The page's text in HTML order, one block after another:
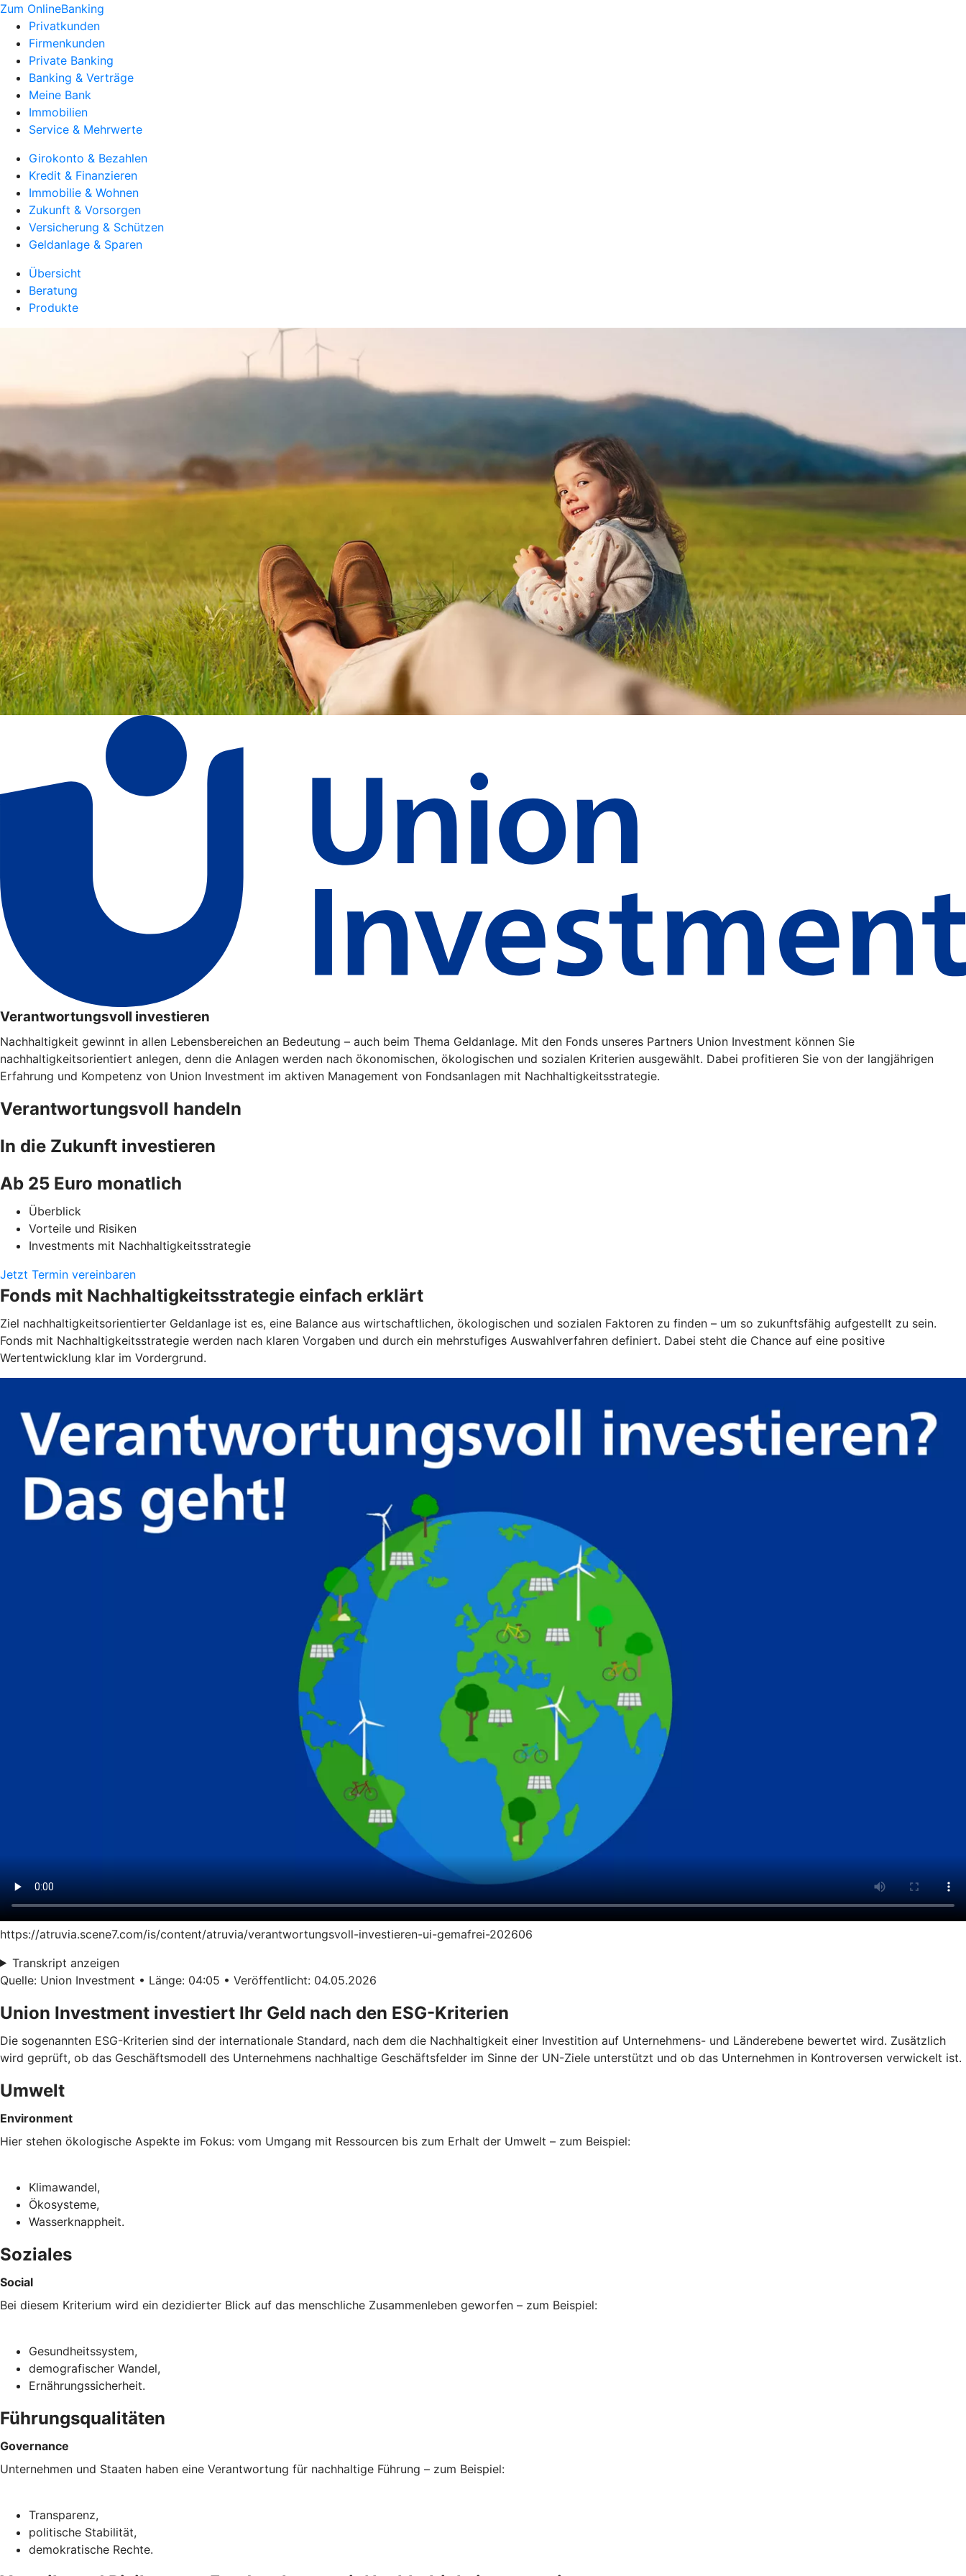
Zum OnlineBanking
Privatkunden
Firmenkunden
Private Banking
Banking & Verträge
Meine Bank
Immobilien
Service & Mehrwerte
Girokonto & Bezahlen
Kredit & Finanzieren
Immobilie & Wohnen
Zukunft & Vorsorgen
Versicherung & Schützen
Geldanlage & Sparen
Übersicht
Beratung
Produkte
Verantwortungsvoll investieren
Nachhaltigkeit gewinnt in allen Lebensbereichen an Bedeutung – auch beim Thema Geldanlage. Mit den Fonds unseres Partners Union Investment können Sie
nachhaltigkeitsorientiert anlegen, denn die Anlagen werden nach ökonomischen, ökologischen und sozialen Kriterien ausgewählt. Dabei profitieren Sie von der langjährigen
Erfahrung und Kompetenz von Union Investment im aktiven Management von Fondsanlagen mit Nachhaltigkeitsstrategie.
Verantwortungsvoll handeln
In die Zukunft investieren
Ab 25 Euro monatlich
Überblick
Vorteile und Risiken
Investments mit Nachhaltigkeitsstrategie
Jetzt Termin vereinbaren
Fonds mit Nachhaltigkeitsstrategie einfach erklärt
Ziel nachhaltigkeitsorientierter Geldanlage ist es, eine Balance aus wirtschaftlichen, ökologischen und sozialen Faktoren zu finden – um so zukunftsfähig aufgestellt zu sein.
Fonds mit Nachhaltigkeitsstrategie werden nach klaren Vorgaben und durch ein mehrstufiges Auswahlverfahren definiert. Dabei steht die Chance auf eine positive
Wertentwicklung klar im Vordergrund.
https://atruvia.scene7.com/is/content/atruvia/verantwortungsvoll-investieren-ui-gemafrei-202606
Transkript anzeigen
Quelle: Union Investment • Länge: 04:05 • Veröffentlicht: 04.05.2026
Union Investment investiert Ihr Geld nach den ESG-Kriterien
Die sogenannten ESG-Kriterien sind der internationale Standard, nach dem die Nachhaltigkeit einer Investition auf Unternehmens- und Länderebene bewertet wird. Zusätzlich
wird geprüft, ob das Geschäftsmodell des Unternehmens nachhaltige Geschäftsfelder im Sinne der UN-Ziele unterstützt und ob das Unternehmen in Kontroversen verwickelt ist.
Umwelt
Environment
Hier stehen ökologische Aspekte im Fokus: vom Umgang mit Ressourcen bis zum Erhalt der Umwelt – zum Beispiel:
Klimawandel,
Ökosysteme,
Wasserknappheit.
Soziales
Social
Bei diesem Kriterium wird ein dezidierter Blick auf das menschliche Zusammenleben geworfen – zum Beispiel:
Gesundheitssystem,
demografischer Wandel,
Ernährungssicherheit.
Führungsqualitäten
Governance
Unternehmen und Staaten haben eine Verantwortung für nachhaltige Führung – zum Beispiel:
Transparenz,
politische Stabilität,
demokratische Rechte.